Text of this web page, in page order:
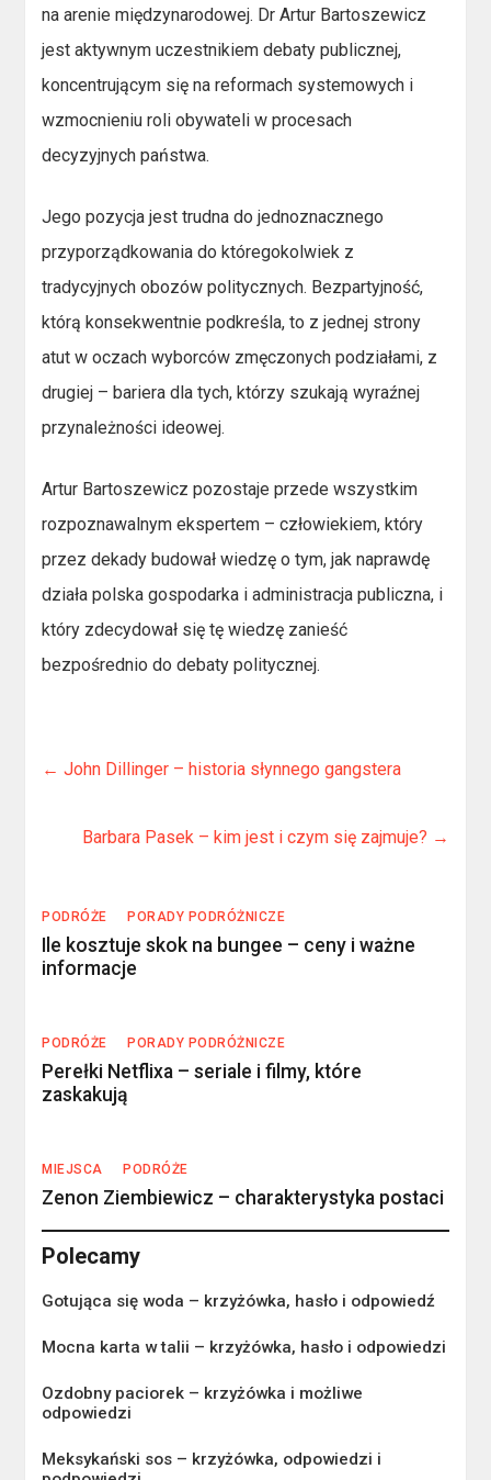
na arenie międzynarodowej. Dr Artur Bartoszewicz
jest aktywnym uczestnikiem debaty publicznej,
koncentrującym się na reformach systemowych i
wzmocnieniu roli obywateli w procesach
decyzyjnych państwa.
Jego pozycja jest trudna do jednoznacznego
przyporządkowania do któregokolwiek z
tradycyjnych obozów politycznych. Bezpartyjność,
którą konsekwentnie podkreśla, to z jednej strony
atut w oczach wyborców zmęczonych podziałami, z
drugiej – bariera dla tych, którzy szukają wyraźnej
przynależności ideowej.
Artur Bartoszewicz pozostaje przede wszystkim
rozpoznawalnym ekspertem – człowiekiem, który
przez dekady budował wiedzę o tym, jak naprawdę
działa polska gospodarka i administracja publiczna, i
który zdecydował się tę wiedzę zanieść
bezpośrednio do debaty politycznej.
← John Dillinger – historia słynnego gangstera
Barbara Pasek – kim jest i czym się zajmuje? →
PODRÓŻE PORADY PODRÓŻNICZE
Ile kosztuje skok na bungee – ceny i ważne
informacje
PODRÓŻE PORADY PODRÓŻNICZE
Perełki Netflixa – seriale i filmy, które
zaskakują
MIEJSCA PODRÓŻE
Zenon Ziembiewicz – charakterystyka postaci
Polecamy
Gotująca się woda – krzyżówka, hasło i odpowiedź
Mocna karta w talii – krzyżówka, hasło i odpowiedzi
Ozdobny paciorek – krzyżówka i możliwe
odpowiedzi
Meksykański sos – krzyżówka, odpowiedzi i